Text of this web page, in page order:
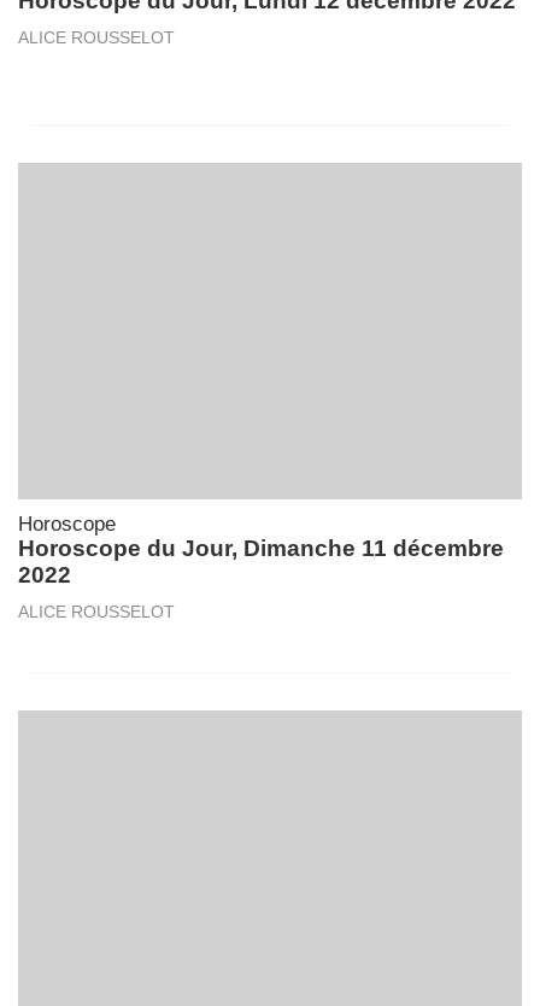
ALICE ROUSSELOT
Horoscope
Horoscope du Jour, Dimanche 11 décembre
2022
ALICE ROUSSELOT